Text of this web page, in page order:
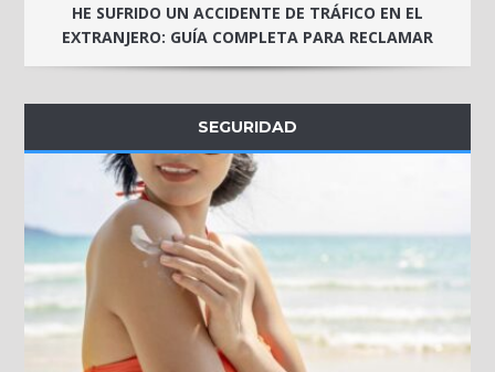
HE SUFRIDO UN ACCIDENTE DE TRÁFICO EN EL
EXTRANJERO: GUÍA COMPLETA PARA RECLAMAR
SEGURIDAD